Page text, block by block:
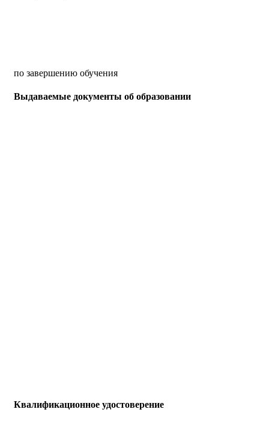
по завершению обучения
Выдаваемые документы об образовании
Квалификационное удостоверение